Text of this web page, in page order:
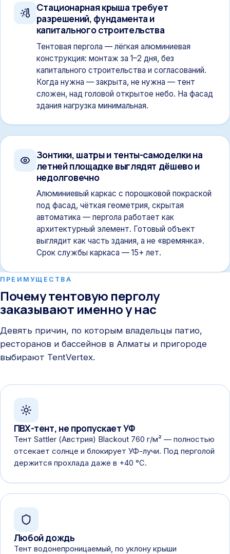
Стационарная крыша требует
разрешений, фундамента и
капитального строительства
Тентовая пергола — лёгкая алюминиевая
конструкция: монтаж за 1–2 дня, без
капитального строительства и согласований.
Когда нужна — закрыта, не нужна — тент
сложен, над головой открытое небо. На фасад
здания нагрузка минимальная.
Зонтики, шатры и тенты-самоделки на
летней площадке выглядят дёшево и
недолговечно
Алюминиевый каркас с порошковой покраской
под фасад, чёткая геометрия, скрытая
автоматика — пергола работает как
архитектурный элемент. Готовый объект
выглядит как часть здания, а не «времянка».
Срок службы каркаса — 15+ лет.
ПРЕИМУЩЕСТВА
Почему тентовую перголу
заказывают именно у нас
Девять причин, по которым владельцы патио,
ресторанов и бассейнов в Алматы и пригороде
выбирают TentVertex.
ПВХ-тент, не пропускает УФ
Тент Sattler (Австрия) Blackout 760 г/м² — полностью
отсекает солнце и блокирует УФ-лучи. Под перголой
держится прохлада даже в +40 °C.
Любой дождь
Тент водонепроницаемый, по уклону крыши